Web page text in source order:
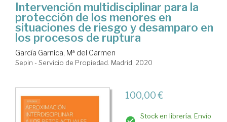
Intervención multidisciplinar para la
protección de los menores en
situaciones de riesgo y desamparo en
los procesos de ruptura
García Garnica, Mª del Carmen
Sepin - Servicio de Propiedad. Madrid, 2020
100,00 €
Stock en librería. Envío